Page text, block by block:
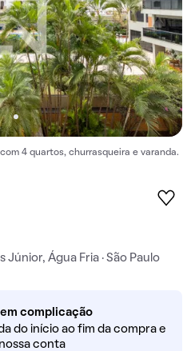
4 quartos, churrasqueira e varanda.
Água Fria · São Paulo
complicação
do início ao fim da compra e
conta